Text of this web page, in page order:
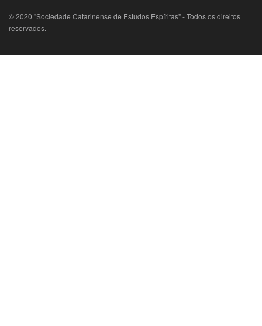
© 2020 "Sociedade Catarinense de Estudos Espíritas" - Todos os direitos
reservados.